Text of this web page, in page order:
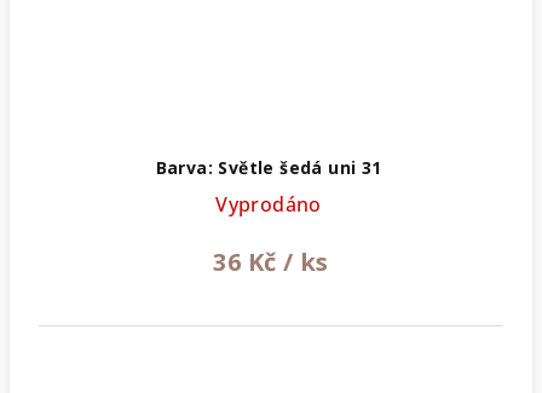
Barva: Světle šedá uni 31
Vyprodáno
36 Kč / ks